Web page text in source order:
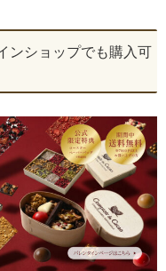
ンショップでも購入可